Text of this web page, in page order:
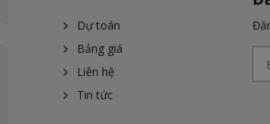
Dự toán
Bảng giá
Liên hệ
Tin tức